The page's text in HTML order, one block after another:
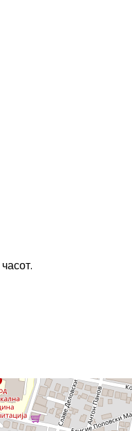
часот.